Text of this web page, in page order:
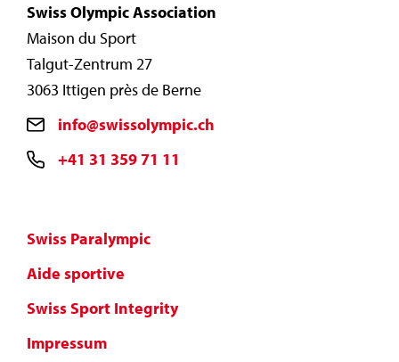
Swiss Olympic Association
Maison du Sport
Talgut-Zentrum 27
3063 Ittigen près de Berne
info@swissolympic.ch
+41 31 359 71 11
Swiss Paralympic
Aide sportive
Swiss Sport Integrity
Impressum